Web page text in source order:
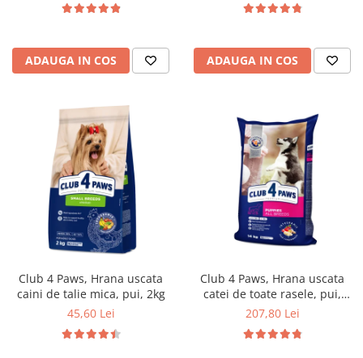
ADAUGA IN COS ADAUGA IN COS
Club 4 Paws, Hrana uscata
caini de talie mica, pui, 2kg
45,60 Lei
Club 4 Paws, Hrana uscata
catei de toate rasele, pui,
14kg
207,80 Lei